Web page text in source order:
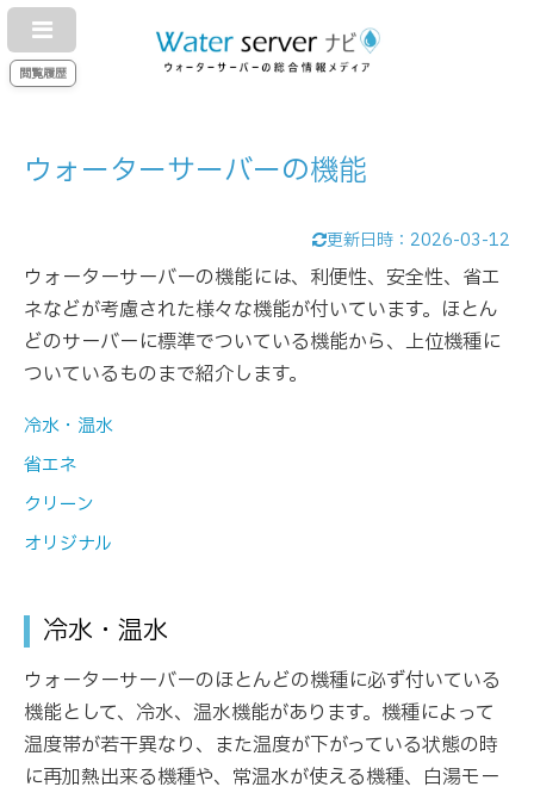
閲覧履歴
ウォーターサーバーの機能
更新日時： 2026-03-12
ウォーターサーバーの機能には、利便性、安全性、省エ
ネなどが考慮された様々な機能が付いています。ほとん
どのサーバーに標準でついている機能から、上位機種に
ついているものまで紹介します。
冷水・温水
省エネ
クリーン
オリジナル
冷水・温水
ウォーターサーバーのほとんどの機種に必ず付いている
機能として、冷水、温水機能があります。機種によって
温度帯が若干異なり、また温度が下がっている状態の時
に再加熱出来る機種や、常温水が使える機種、白湯モー